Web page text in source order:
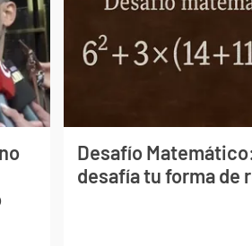
Desafío
desafía tu forma de